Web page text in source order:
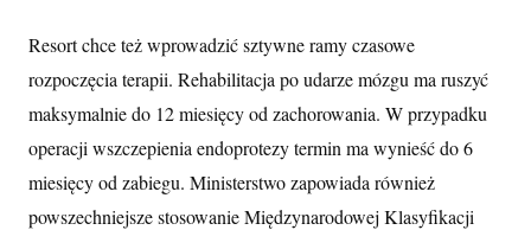
Resort chce też wprowadzić sztywne ramy czasowe
rozpoczęcia terapii. Rehabilitacja po udarze mózgu ma ruszyć
maksymalnie do 12 miesięcy od zachorowania. W przypadku
operacji wszczepienia endoprotezy termin ma wynieść do 6
miesięcy od zabiegu. Ministerstwo zapowiada również
powszechniejsze stosowanie Międzynarodowej Klasyfikacji